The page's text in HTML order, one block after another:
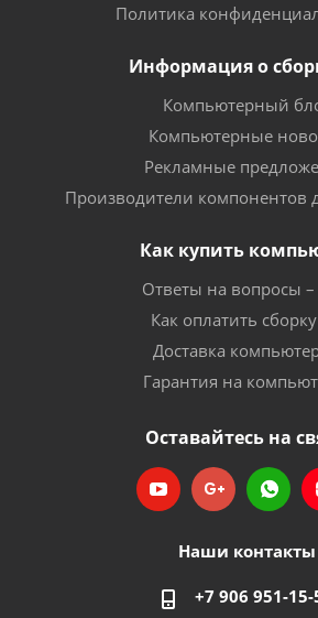
Политика
Информация о
Компьютерный
Компьютерные
Рекламные
Производители компонентов
Как купить
Ответы на вопросы –
Как оплатить
Доставка
Гарантия на
Оставайтесь на
Наши контакты
+7 906 951-15-